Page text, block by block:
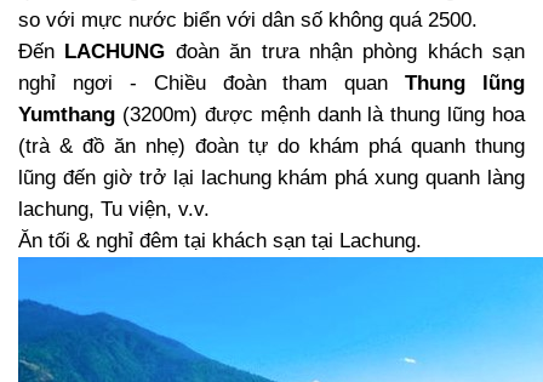
so với mực nước biển với dân số không quá 2500.
Đến LACHUNG đoàn ăn trưa nhận phòng khách sạn
nghỉ ngơi - Chiều đoàn tham quan Thung lũng
Yumthang (3200m) được mệnh danh là thung lũng hoa
(trà & đồ ăn nhẹ) đoàn tự do khám phá quanh thung
lũng đến giờ trở lại lachung khám phá xung quanh làng
lachung, Tu viện, v.v.
Ăn tối & nghỉ đêm tại khách sạn tại Lachung.